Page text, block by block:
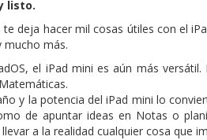
listo.
te deja hacer mil cosas útiles con el
mucho más.
el iPad mini es aún más
y la potencia del iPad mini lo
de apuntar ideas en Notas o
a la realidad cualquier cosa que